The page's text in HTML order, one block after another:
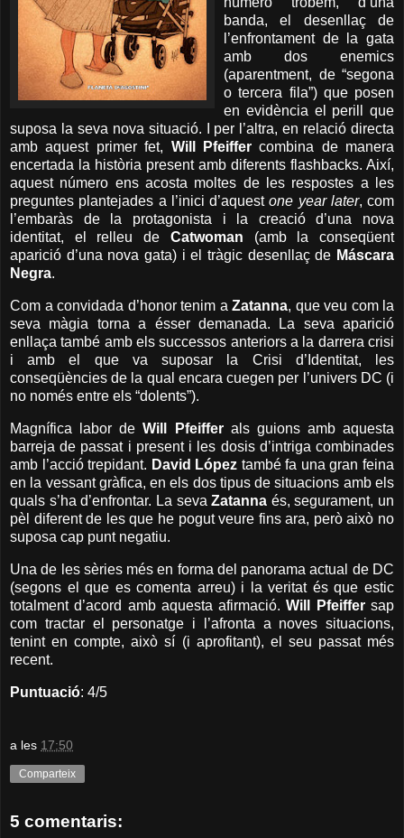
banda, el desenllaç de
l’enfrontament de la gata
amb dos enemics
(aparentment, de “segona
o tercera fila”) que posen
en evidència el perill que
suposa la seva nova situació. I per l’altra, en relació directa
amb aquest primer fet, Will Pfeiffercombina de manera
encertada la història present amb diferents flashbacks. Així,
aquest número ens acosta moltes de les respostes a les
preguntes plantejades a l’inici d’aquestone year later, com
l’embaràs de la protagonista i la creació d’una nova
identitat, el relleu de Catwoman (amb la conseqüent
aparició d’una nova gata) i el tràgic desenllaç de Máscara
Negra.
Com a convidada d’honor tenim a Zatanna, que veu com la
seva màgia torna a ésser demanada. La seva aparició
enllaça també amb els successos anteriors a la darrera crisi
i amb el que va suposar la Crisi d’Identitat, les
conseqüències de la qual encara cuegen per l’univers DC (i
no només entre els “dolents”).
Magnífica labor deWill Pfeifferals guions amb aquesta
barreja de passat i present i les dosis d’intriga combinades
amb l’acció trepidant. David López també fa una gran feina
en la vessant gràfica, en els dos tipus de situacions amb els
quals s’ha d’enfrontar. La sevaZatanna és, segurament, un
pèl diferent de les que he pogut veure fins ara, però això no
suposa cap punt negatiu.
Una de les sèries més en forma del panorama actual de DC
(segons el que es comenta arreu) i la veritat és que estic
totalment d’acord amb aquesta afirmació.Will Pfeiffersap
com tractar el personatge i l’afronta a noves situacions,
tenint en compte, això sí (i aprofitant), el seu passat més
recent.
Puntuació: 4/5
a les 17:50
Comparteix
5 comentaris: